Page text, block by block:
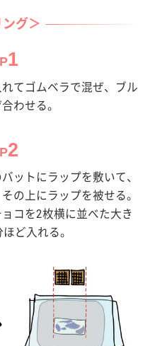
グ＞
1
てゴムベラで混ぜ、ブル
わせる。
2
ットにラップを敷いて、
の上にラップを被せる。
コを2枚横に並べた大き
ど入れる。